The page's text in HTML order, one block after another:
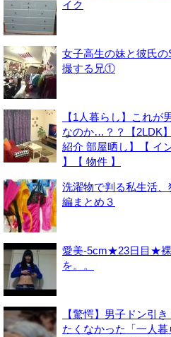
イク
女子高生の妹と彼氏の
撮する兄①
【1人暮らし】これが
なのか…？？【2LDK
紹介 部屋晒し】【 イ
】【 物件 】
洗濯物で判る私生活、
編まとめ３
愛美-5cm★23日目★
を。。
【驚愕】男子ドン引
たくなかった「一人暮